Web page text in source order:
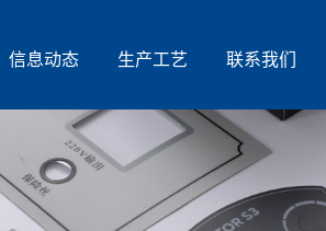
信息动态 生产工艺 联系我们